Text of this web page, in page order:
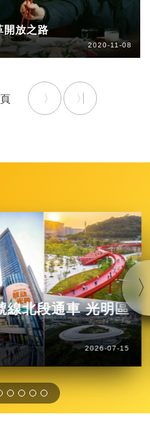
開放之路
2020-11-08
線北段通車 光明區
2026-07-15